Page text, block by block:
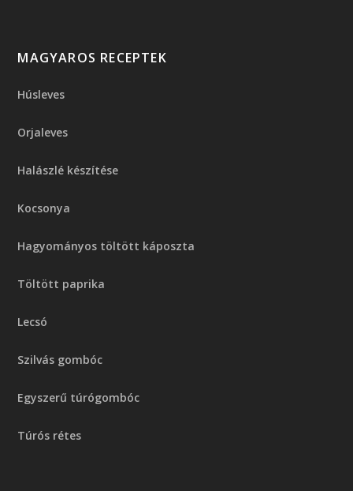
MAGYAROS RECEPTEK
Húsleves
Orjaleves
Halászlé készítése
Kocsonya
Hagyományos töltött káposzta
Töltött paprika
Lecsó
Szilvás gombóc
Egyszerű túrógombóc
Túrós rétes